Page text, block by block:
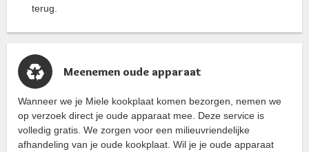
terug.
Meenemen oude apparaat
Wanneer we je Miele kookplaat komen bezorgen, nemen we
op verzoek direct je oude apparaat mee. Deze service is
volledig gratis. We zorgen voor een milieuvriendelijke
afhandeling van je oude kookplaat. Wil je je oude apparaat